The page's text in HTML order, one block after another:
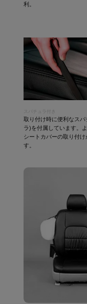
利。
スパチュラ付き
取り付け時に便利なスパ
ラ)を付属しています。
シートカバーの取り付け
す。